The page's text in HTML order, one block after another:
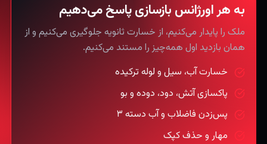
به هر اورژانس بازسازی پاسخ می‌دهیم
ملک را پایدار می‌کنیم، از خسارت ثانویه جلوگیری می‌کنیم و از
همان بازدید اول همه‌چیز را مستند می‌کنیم.
خسارت آب، سیل و لوله ترکیده
پاکسازی آتش، دود، دوده و بو
پس‌زدن فاضلاب و آب دسته ۳
مهار و حذف کپک